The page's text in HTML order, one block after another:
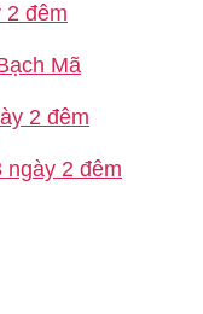
2 đêm
Mã
2 đêm
ngày 2 đêm